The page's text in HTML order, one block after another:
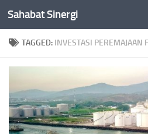
Skip to content
Sahabat Sinergi
TAGGED: INVESTASI PEREMAJAAN